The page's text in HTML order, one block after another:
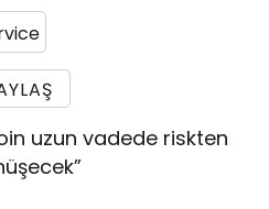
uzun vadede riskten